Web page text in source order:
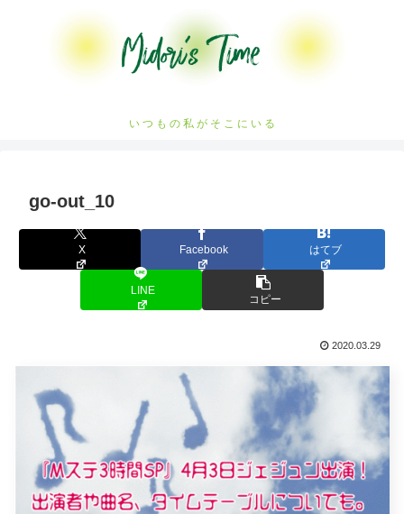
い つ も の 私 が そ こ に い る
go-out_10
X Facebook はてブ
LINE
コピー
2020.03.29